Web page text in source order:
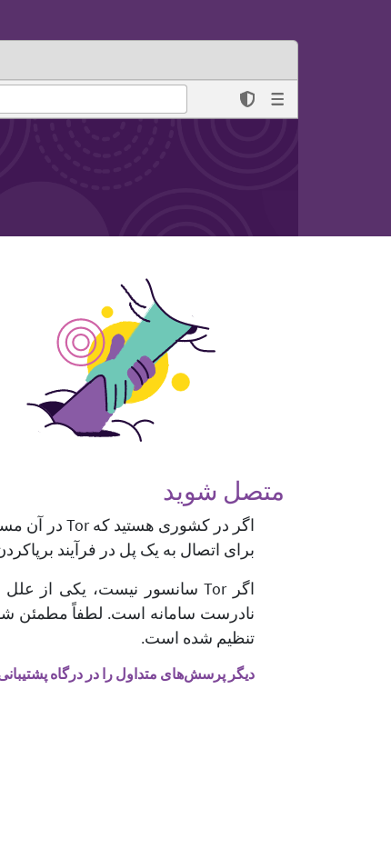
متصل شوید
برای اتصال به یک پل در فرآیند
نادرست سامانه است. لطفاً مطمئن
تنظیم شده است.
دیگر پرسش‌های متداول را در درگاه پشتیبانی